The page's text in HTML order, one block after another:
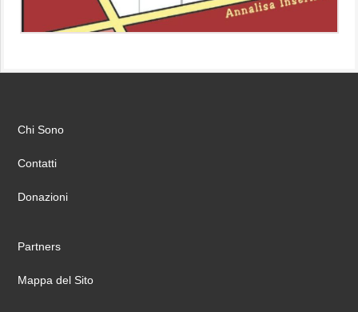
Chi Sono
Contatti
Donazioni
Partners
Mappa del Sito